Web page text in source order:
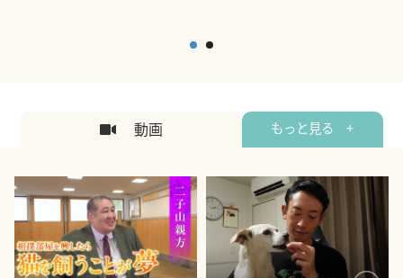
動画 もっと見る +